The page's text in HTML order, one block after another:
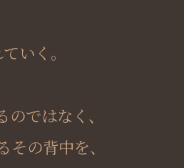
いく。
ではなく、
の背中を、